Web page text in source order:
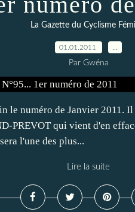
La Gazette du Cyclisme
01.01.2011
Par Gwéna
le numéro de Janvier 2011.
PREVOT qui vient d'en
l'une des plus...
Lire la suite